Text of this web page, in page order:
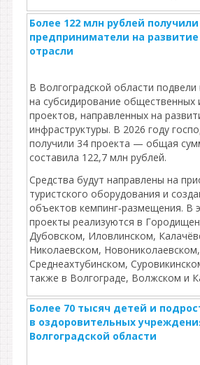
Более 122 млн рублей
предприниматели на
отрасли
В Волгоградской области подвели
на субсидирование общественных
проектов, направленных на
инфраструктуры. В 2026 году
получили 34 проекта — общая
составила 122,7 млн рублей.
Средства будут направлены на
туристского оборудования и
объектов кемпинг‑размещения. В
проекты реализуются в
Дубовском, Иловлинском,
Николаевском, Новониколаевском,
Среднеахтубинском,
также в Волгограде, Волжском и
Более 70 тысяч детей и
в оздоровительных
Волгоградской области